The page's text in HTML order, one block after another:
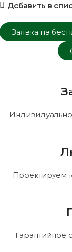
Добавить в
Заявка на
Проектируем
Гарантийное